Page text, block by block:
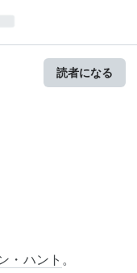
読者になる
・ハント 。